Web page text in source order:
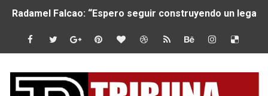
Radamel Falcao: “Espero seguir construyendo un
MARATÓN DE LIMA: EL CHEQUEO MÉDICO COMO LA
URUBAMBA CORONÓ A LOS ARGENTINOS